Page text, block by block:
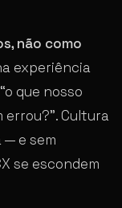
não como
experiência
que nosso
errou?”. Cultura
e sem
se escondem